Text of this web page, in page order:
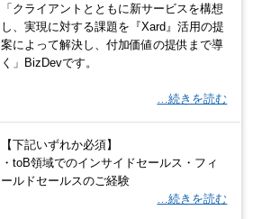
「クライアントとともに新サービスを構想
し、実現に対する課題を『Xard』活用の提
案によって解決し、付加価値の提供まで導
く」BizDevです。
…続きを読む
【下記いずれか必須】
・toB領域でのインサイドセールス・フィ
ールドセールスのご経験
…続きを読む